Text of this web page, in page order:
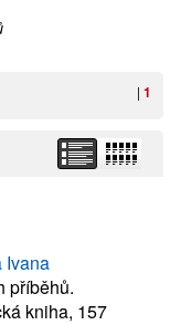
| 1
Ivana
příběhů.
kniha, 157